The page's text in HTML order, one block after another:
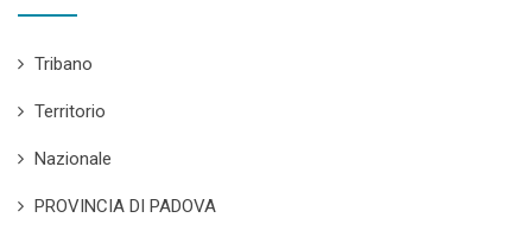
Tribano
Territorio
Nazionale
PROVINCIA DI PADOVA